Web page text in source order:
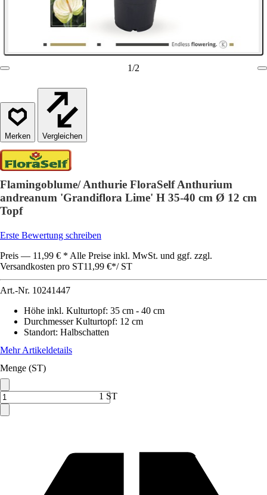
1/2
Vergleichen
Flamingoblume/ Anthurie FloraSelf Anthurium
andreanum 'Grandiflora Lime' H 35-40 cm Ø 12 cm
Topf
Erste Bewertung schreiben
Preis — 11,99 € * Alle Preise inkl. MwSt. und ggf. zzgl.
Versandkosten pro ST11,99 €*/ ST
Art.-Nr. 10241447
Höhe inkl. Kulturtopf: 35 cm - 40 cm
Durchmesser Kulturtopf: 12 cm
Standort: Halbschatten
Mehr Artikeldetails
Menge (ST)
1 ST